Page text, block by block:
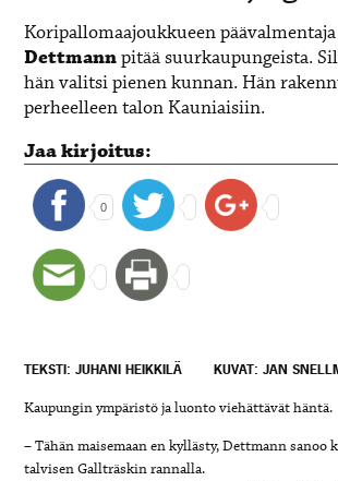
Koripallomaajoukkueen päävalmentaja
Dettmannpitää suurkaupungeista.
hän valitsi pienen kunnan. Hän
perheelleen talon Kauniaisiin.
Jaa kirjoitus:
0
TEKSTI: JUHANI HEIKKILÄ KUVAT: JAN
Kaupungin ympäristö ja luonto viehättävät häntä.
– Tähän maisemaan en kyllästy, Dettmann sanoo
talvisen Gallträskin rannalla.